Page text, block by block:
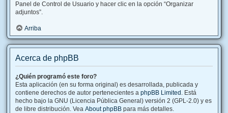
Panel de Control de Usuario y hacer clic en la opción “Organizar
adjuntos”.
Arriba
Acerca de phpBB
¿Quién programó este foro?
Esta aplicación (en su forma original) es desarrollada, publicada y
contiene derechos de autor pertenecientes a phpBB Limited . Está
hecho bajo la GNU (Licencia Pública General) versión 2 (GPL-2.0) y es
de libre distribución. Vea About phpBB para más detalles.